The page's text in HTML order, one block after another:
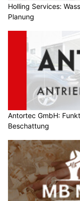
Holling Services:
Planung
Antortec GmbH:
Beschattung